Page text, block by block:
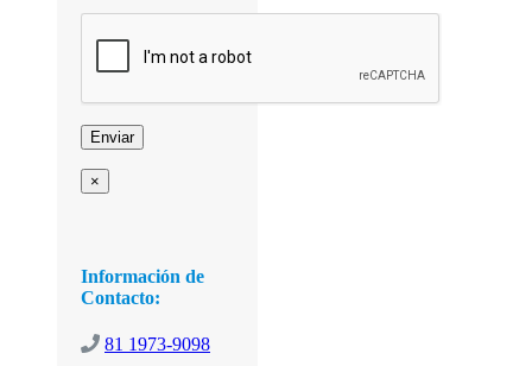
×
Información de
Contacto:
81 1973-9098